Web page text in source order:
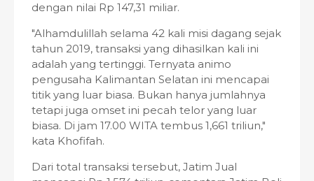
dengan nilai Rp 147,31 miliar.
"Alhamdulillah selama 42 kali misi dagang sejak
tahun 2019, transaksi yang dihasilkan kali ini
adalah yang tertinggi. Ternyata animo
pengusaha Kalimantan Selatan ini mencapai
titik yang luar biasa. Bukan hanya jumlahnya
tetapi juga omset ini pecah telor yang luar
biasa. Di jam 17.00 WITA tembus 1,661 triliun,"
kata Khofifah.
Dari total transaksi tersebut, Jatim Jual